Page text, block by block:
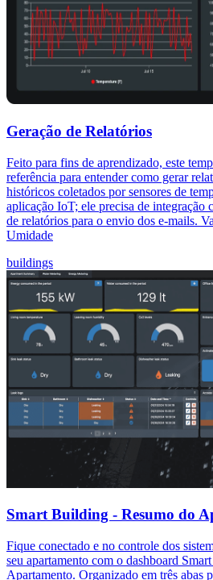
Geração de Relatórios
Feito para fins de aprendizado, este
referência para entender como gerar
históricos coletados por sensores de
aplicação IoT; ele precisa de integração
de relatórios para o envio dos e-mails.
Umidade
buildings
Smart Building - Resumo do
Fique conectado e no controle dos
seu apartamento com o dashboard
Apartamento. Organizado em três abas